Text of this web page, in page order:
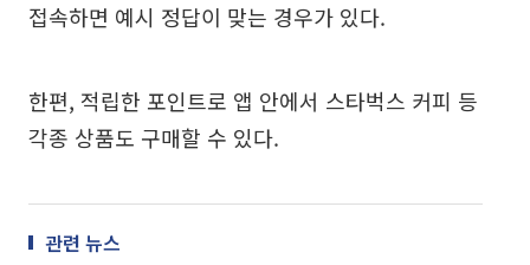
접속하면 예시 정답이 맞는 경우가 있다.
한편, 적립한 포인트로 앱 안에서 스타벅스 커피 등
각종 상품도 구매할 수 있다.
관련 뉴스